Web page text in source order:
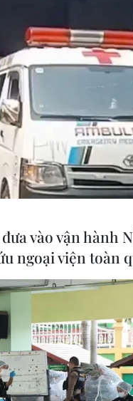
học công nghệ: Đưa
học quốc tế thành
triển
vào vận hành
ngoại viện toàn